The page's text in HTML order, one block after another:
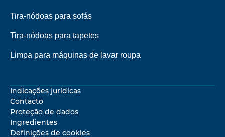
Tira-nódoas para sofás
Tira-nódoas para tapetes
Limpa para máquinas de lavar roupa
Indicações jurídicas
Contacto
Proteção de dados
Ingredientes
Definições de cookies